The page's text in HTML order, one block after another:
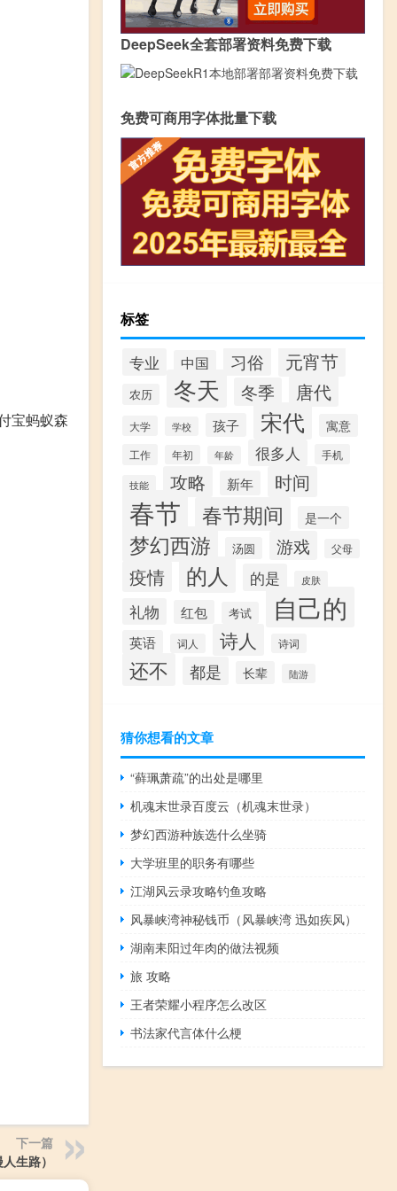
宝蚂蚁森
下一篇
生路）
DeepSeek全套部署资料免费下载
免费可商用字体批量下载
标签
专业 中国 习俗 元宵节
农历 冬天 冬季 唐代
大学 学校 孩子 宋代 寓意
工作 年初 年龄 很多人 手机
技能 攻略 新年 时间
春节 春节期间 是一个
梦幻西游 汤圆 游戏 父母
疫情 的人 的是 皮肤
礼物 红包 考试 自己的
英语 词人 诗人 诗词
还不 都是 长辈 陆游
猜你想看的文章
“藓珮萧疏”的出处是哪里
机魂末世录百度云（机魂末世录）
梦幻西游种族选什么坐骑
大学班里的职务有哪些
江湖风云录攻略钓鱼攻略
风暴峡湾神秘钱币（风暴峡湾 迅如疾风）
湖南耒阳过年肉的做法视频
旅 攻略
王者荣耀小程序怎么改区
书法家代言体什么梗